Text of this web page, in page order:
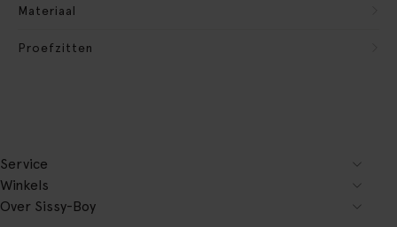
Materiaal
Proefzitten
Service
Winkels
Over Sissy-Boy